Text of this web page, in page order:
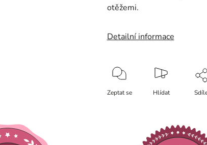
otěžemi.
Detailní informace
Zeptat se Hlídat